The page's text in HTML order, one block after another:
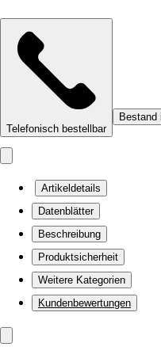
Telefonisch bestellbar
Bestand
Artikeldetails
Datenblätter
Beschreibung
Produktsicherheit
Weitere Kategorien
Kundenbewertungen